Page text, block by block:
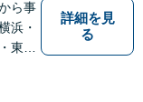
ら事
浜・
東京
詳細を見
る